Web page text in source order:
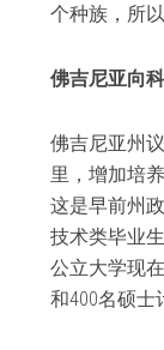
个种族，所
佛吉尼亚向
佛吉尼亚州
里，增加培
这是早前州
技术类毕业
公立大学现
和400名硕士